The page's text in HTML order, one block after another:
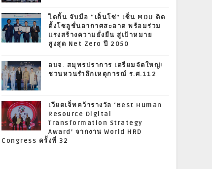
ไดกิ้น จับมือ “เด็นโซ่” เซ็น MOU ติด
ตั้งโซลูชั่นอากาศสะอาด พร้อมร่วม
แรงสร้างความยั่งยืน สู่เป้าหมาย
สูงสุด Net Zero ปี 2050
อบจ. สมุทรปราการ เตรียมจัดใหญ่!
ชวนหวนรำลึกเหตุการณ์ ร.ศ.112
เวียตเจ็ทคว้ารางวัล ‘Best Human
Resource Digital
Transformation Strategy
Award’ จากงาน World HRD
Congress ครั้งที่ 32